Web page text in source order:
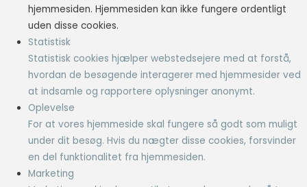
hjemmesiden. Hjemmesiden kan ikke fungere ordentligt
uden disse cookies.
Statistisk
Statistisk cookies hjælper webstedsejere med at forstå,
hvordan de besøgende interagerer med hjemmesider ved
at indsamle og rapportere oplysninger anonymt.
Oplevelse
For at vores hjemmeside skal fungere så godt som muligt
under dit besøg. Hvis du nægter disse cookies, forsvinder
en del funktionalitet fra hjemmesiden.
Marketing